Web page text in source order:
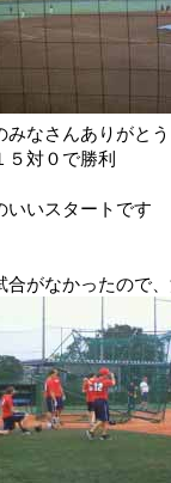
みなさんありがと
５対０で勝利
いいスタートです
合がなかったので